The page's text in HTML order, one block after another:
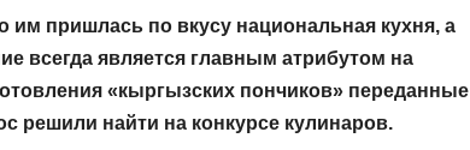
пришлась по вкусу национальная кухня, а
всегда является главным атрибутом на
«кыргызских пончиков» переданные
решили найти на конкурсе кулинаров.